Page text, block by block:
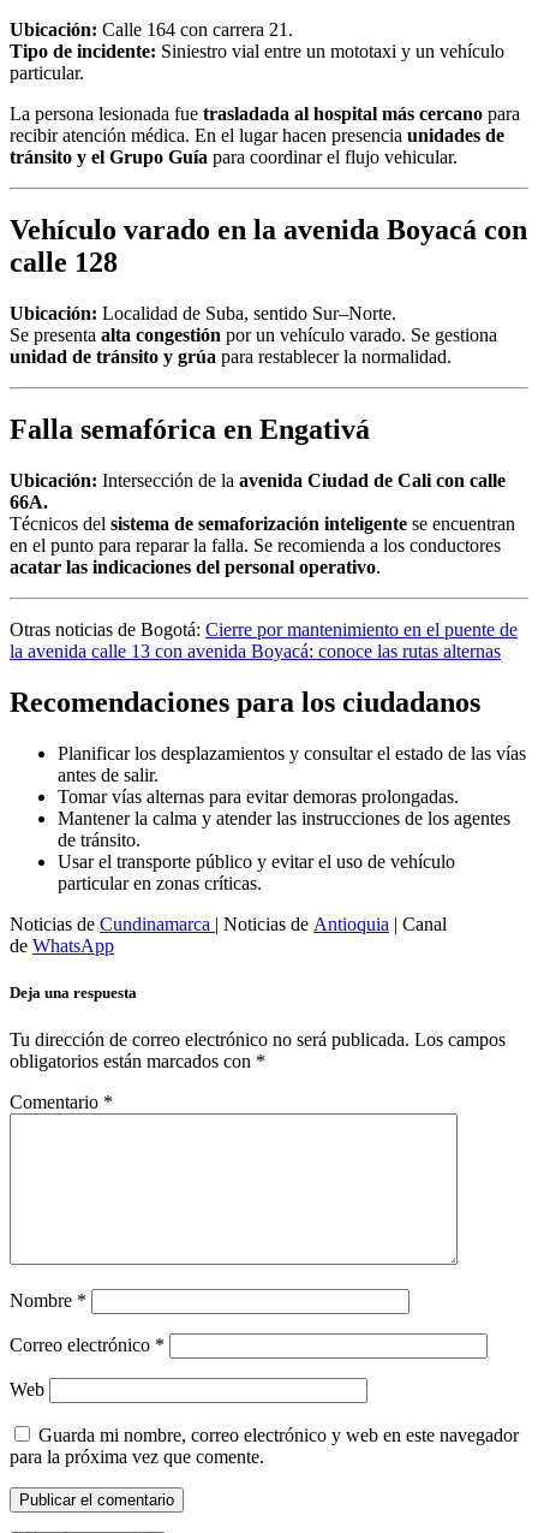
Ubicación: Calle 164 con carrera 21.
Tipo de incidente: Siniestro vial entre un mototaxi y un vehículo
particular.
La persona lesionada fue trasladada al hospital más cercano para
recibir atención médica. En el lugar hacen presencia unidades de
tránsito y el Grupo Guía para coordinar el flujo vehicular.
Vehículo varado en la avenida Boyacá con
calle 128
Ubicación: Localidad de Suba, sentido Sur–Norte.
Se presenta alta congestión por un vehículo varado. Se gestiona
unidad de tránsito y grúa para restablecer la normalidad.
Falla semafórica en Engativá
Ubicación: Intersección de la avenida Ciudad de Cali con calle
66A.
Técnicos del sistema de semaforización inteligente se encuentran
en el punto para reparar la falla. Se recomienda a los conductores
acatar las indicaciones del personal operativo.
Otras noticias de Bogotá: Cierre por mantenimiento en el puente de
la avenida calle 13 con avenida Boyacá: conoce las rutas alternas
Recomendaciones para los ciudadanos
Planificar los desplazamientos y consultar el estado de las vías
antes de salir.
Tomar vías alternas para evitar demoras prolongadas.
Mantener la calma y atender las instrucciones de los agentes
de tránsito.
Usar el transporte público y evitar el uso de vehículo
particular en zonas críticas.
Noticias de Cundinamarca | Noticias de Antioquia | Canal
de WhatsApp
Deja una respuesta
Tu dirección de correo electrónico no será publicada. Los campos
obligatorios están marcados con *
Comentario *
Nombre *
Correo electrónico *
Web
Guarda mi nombre, correo electrónico y web en este navegador
para la próxima vez que comente.